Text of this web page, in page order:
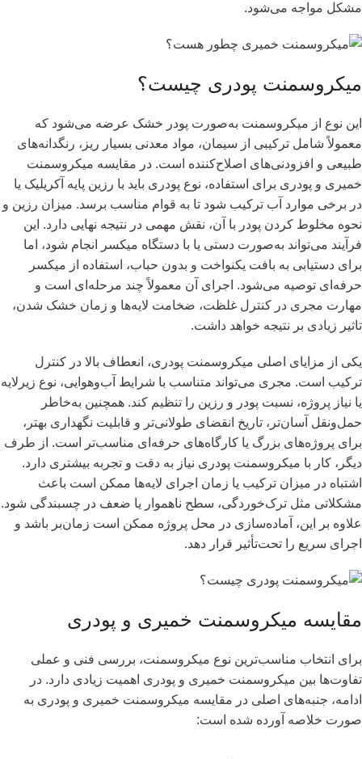
مشکل مواجه می‌شود.
میکروسمنت پودری چیست؟
این نوع از میکروسمنت به‌صورت پودر خشک عرضه می‌شود که
معمولاً شامل ترکیبی از سیمان، مواد معدنی بسیار ریز، رنگدانه‌های
طبیعی و افزودنی‌های اصلاح‌کننده است. در مقایسه میکروسمنت
خمیری و پودری برای استفاده، نوع پودری باید با رزین پایه آکریلیک یا
در برخی موارد آب ترکیب شود تا به قوام مناسب برسد. میزان رزین و
نحوه مخلوط کردن پودر با آن، نقش مهمی در نتیجه نهایی دارد. این
فرآیند می‌تواند به‌صورت دستی یا با دستگاه میکسر انجام شود، اما
برای دستیابی به بافت یکنواخت و بدون حباب، استفاده از میکسر
حرفه‌ای توصیه می‌شود. اجرای آن معمولاً چند مرحله‌ای است و
مهارت مجری در کنترل غلظت، ضخامت لایه‌ها و زمان خشک شدن،
تاثیر زیادی بر نتیجه خواهد داشت.
یکی از مزایای اصلی میکروسمنت پودری، انعطاف بالا در کنترل
ترکیب است. مجری می‌تواند متناسب با شرایط آب‌وهوایی، نوع زیرلایه
یا نیاز پروژه، نسبت پودر و رزین را تنظیم کند. همچنین به‌خاطر
حمل‌ونقل آسان‌تر، تاریخ انقضای طولانی‌تر و قابلیت نگهداری بهتر،
برای پروژه‌های بزرگ یا کارگاه‌های حرفه‌ای مناسب‌تر است. از طرف
دیگر، کار با میکروسمنت پودری نیاز به دقت و تجربه بیشتری دارد.
اشتباه در میزان ترکیب یا زمان اجرای لایه‌ها ممکن است باعث
مشکلاتی مثل ترک‌خوردگی، سطح ناهموار یا ضعف در چسبندگی شود.
علاوه بر این، آماده‌سازی در محل پروژه ممکن است زمان‌بر باشد و
اجرای سریع را تحت‌تأثیر قرار دهد.
مقایسه میکروسمنت خمیری و پودری
برای انتخاب مناسب‌ترین نوع میکروسمنت، بررسی فنی و عملی
تفاوت‌ها بین میکروسمنت خمیری و پودری اهمیت زیادی دارد. در
ادامه، جنبه‌های اصلی در مقایسه میکروسمنت خمیری و پودری به
صورت خلاصه آورده شده است: